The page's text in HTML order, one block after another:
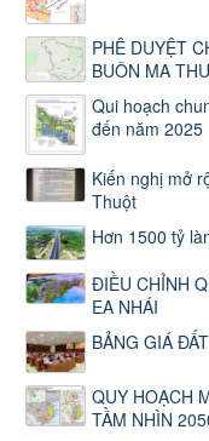
PHÊ DUYỆT
BUÔN MA
Qui hoạch
đến năm 2025
Kiến nghị mở
Thuột
Hơn 1500 tỷ
ĐIỀU CHỈNH
EA NHÁI
BẢNG GIÁ
QUY HOẠCH
TẦM NHÌN